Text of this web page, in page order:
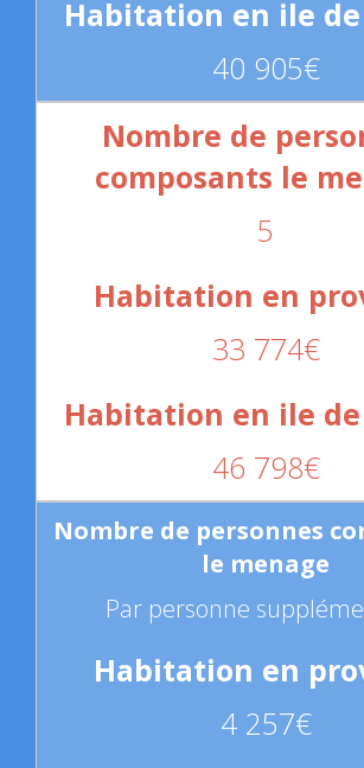
40 905€
5
33 774€
46 798€
Par personne
4 257€